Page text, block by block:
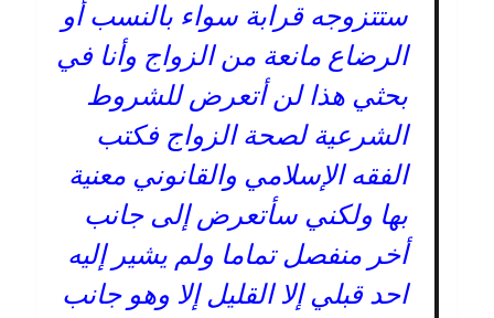
ستتزوجه قرابة سواء بالنسب أو
الرضاع مانعة من الزواج وأنا في
بحثي هذا لن أتعرض للشروط
الشرعية لصحة الزواج فكتب
الفقه الإسلامي والقانوني معنية
بها ولكني سأتعرض إلى جانب
أخر منفصل تماما ولم يشير إليه
احد قبلي إلا القليل إلا وهو جانب